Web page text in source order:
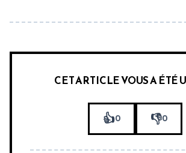
CET ARTICLE VOUS A ÉTÉ
👍0 👎0